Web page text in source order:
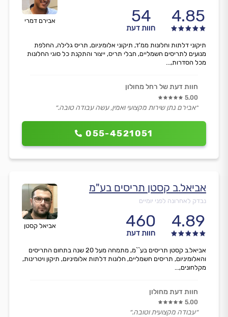
אבירם דמרי 4.85
54
חוות דעת
055-4521051
תיקוני דלתות וחלונות ממ'ד, תיקוני אלומיניום, תריס גלילה, החלפת
מנועים לתריסים חשמליים, חבלי תריס, ייצור והתקנת כל סוגי החלונות
מכל הסדרות,...
חוות דעת של רחל מחולון
5.00
״אבירם נתן שירות מקצועי ואמין, עשה עבודה טובה.״
אביאל קסטן
אביאל.ב קסטן תריסים בע"מ
נבדק לאחרונה לפני יומיים
4.89
460
חוות דעת
אביאל.ב קסטן תריסים בע``מ, מתמחה מעל 20 שנה בתחום התריסים
והאלומיניום, תריסים חשמליים, חלונות דלתות אלומיניום, תיקון ויטרינות,
מקלחונים,...
חוות דעת מחולון
5.00
״עבודה מקצועית וטובה.״